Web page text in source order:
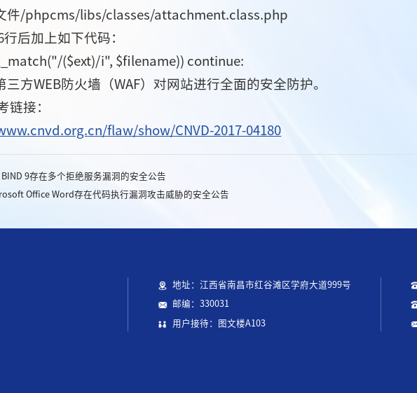
件/phpcms/libs/classes/attachment.class.php
行后加上如下代码：
($ext)/i", $filename)) continue:
三方WEB防火墙（WAF）对网站进行全面的安全防护。
链接：
flaw/show/CNVD-2017-04180
BIND 9存在多个拒绝服务漏洞的安全公告
Office Word存在代码执行漏洞攻击威胁的安全公告
地址：江西省南昌市红谷滩区学府大道999号
邮编：330031
用户接待：图文楼A103